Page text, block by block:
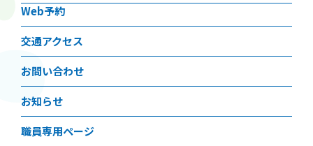
Web予約
交通アクセス
お問い合わせ
お知らせ
職員専用ページ